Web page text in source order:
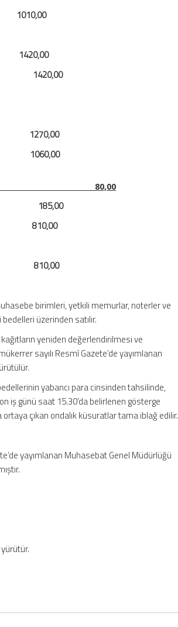
1420,00
yaprağı) 80,00
185,00
810,00
810,00
birimleri, yetkili memurlar, noterler ve
üzerinden satılır.
yeniden değerlendirilmesi ve
sayılı Resmî Gazete’de yayımlanan
yabancı para cinsinden tahsilinde,
iş günü saat 15.30’da belirlenen gösterge
çıkan ondalık küsuratlar tama iblağ edilir.
yayımlanan Muhasebat Genel Müdürlüğü